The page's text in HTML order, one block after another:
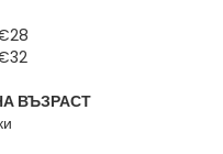
ВЪЗРАСТ